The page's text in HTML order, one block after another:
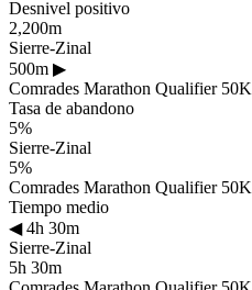
Desnivel positivo
2,200m
Sierre-Zinal
500m ▶
Comrades Marathon Qualifier 50K
Tasa de abandono
5%
Sierre-Zinal
5%
Comrades Marathon Qualifier 50K
Tiempo medio
◀4h 30m
Sierre-Zinal
5h 30m